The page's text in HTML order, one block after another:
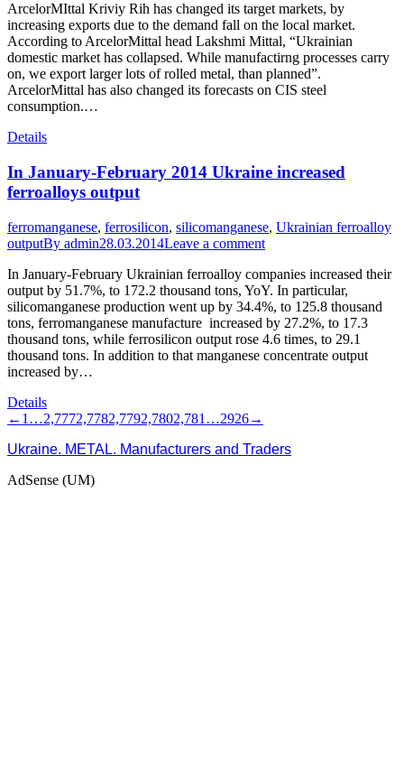
ArcelorMIttal Kriviy Rih has changed its target markets, by
increasing exports due to the demand fall on the local market.
According to ArcelorMittal head Lakshmi Mittal, “Ukrainian
domestic market has collapsed. While manufactirng processes carry
on, we export larger lots of rolled metal, than planned”.
ArcelorMittal has also changed its forecasts on CIS steel
consumption.…
Details
In January-February 2014 Ukraine increased
ferroalloys output
ferromanganese, ferrosilicon, silicomanganese, Ukrainian ferroalloy
outputBy admin28.03.2014Leave a comment
In January-February Ukrainian ferroalloy companies increased their
output by 51.7%, to 172.2 thousand tons, YoY. In particular,
silicomanganese production went up by 34.4%, to 125.8 thousand
tons, ferromanganese manufacture increased by 27.2%, to 17.3
thousand tons, while ferrosilicon output rose 4.6 times, to 29.1
thousand tons. In addition to that manganese concentrate output
increased by…
Details
← 1 …2,7772,7782,7792,7802,781 …2926→
Ukraine. METAL. Manufacturers and Traders
AdSense (UM)